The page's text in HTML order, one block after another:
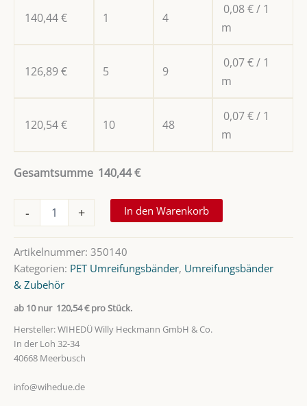
140,44€ 1 4
0,08€/ 1
m
126,89€ 5 9
0,07€/ 1
m
120,54€ 10 48
0,07€/ 1
m
Gesamtsumme 140,44€
-
Umreifungsband,
mm
x
0,7
mm
Menge
+ In den Warenkorb
Artikelnummer: 350140
Kategorien: PET Umreifungsbänder, Umreifungsbänder
& Zubehör
ab 10 nur 120,54€pro Stück.
Hersteller:WIHEDÜ Willy Heckmann GmbH & Co.
In der Loh 32-34
40668 Meerbusch
info@wihedue.de